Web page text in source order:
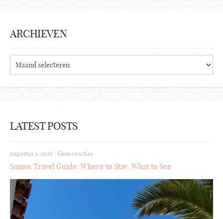
ARCHIEVEN
Archieven
LATEST POSTS
augustus 5, 2026 Geen reacties
Samos Travel Guide: Where to Stay, What to See